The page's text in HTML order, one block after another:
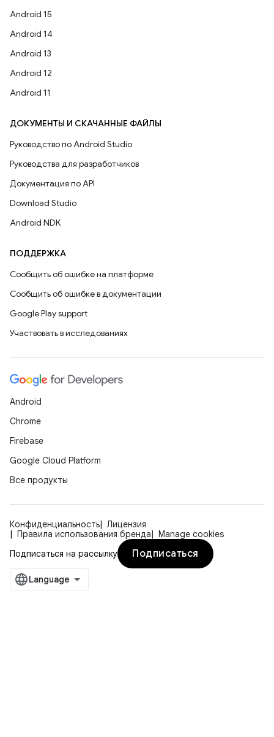
Android 15
Android 14
Android 13
Android 12
Android 11
ДОКУМЕНТЫ И СКАЧАННЫЕ ФАЙЛЫ
Руководство по Android Studio
Руководства для разработчиков
Документация по API
Download Studio
Android NDK
ПОДДЕРЖКА
Сообщить об ошибке на платформе
Сообщить об ошибке в документации
Google Play support
Участвовать в исследованиях
Android
Chrome
Firebase
Google Cloud Platform
Все продукты
Конфиденциальность
Лицензия
Правила использования бренда
Manage cookies
Подписаться на рассылку
Подписаться